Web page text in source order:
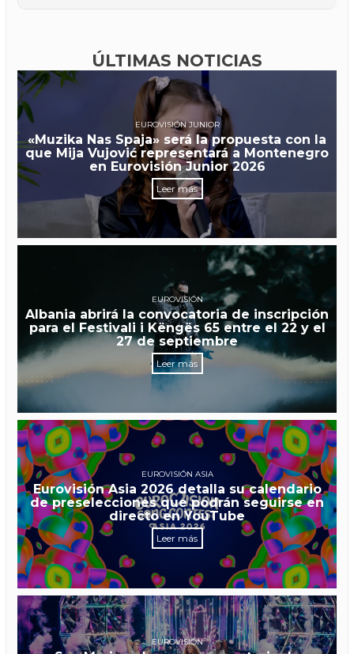
ÚLTIMAS NOTICIAS
EUROVISIÓN JUNIOR
«Muzika Nas Spaja» será la propuesta con la
que Mija Vujović representará a Montenegro
en Eurovisión Junior 2026
Leer más
EUROVISIÓN
Albania abrirá la convocatoria de inscripción
para el Festivali i Këngës 65 entre el 22 y el
27 de septiembre
Leer más
EUROVISIÓN ASIA
Eurovisión Asia 2026 detalla su calendario
de preselecciones que podrán seguirse en
directo en YouTube
Leer más
EUROVISIÓN